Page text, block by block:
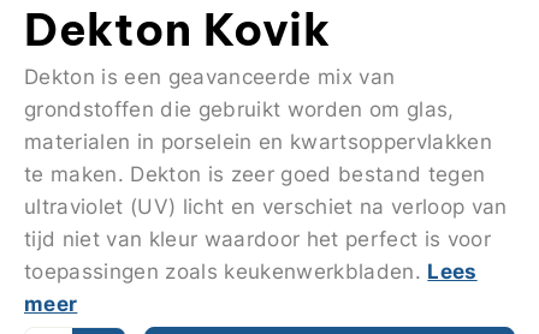
Dekton Kovik
Dekton is een geavanceerde mix van
grondstoffen die gebruikt worden om glas,
materialen in porselein en kwartsoppervlakken
te maken. Dekton is zeer goed bestand tegen
ultraviolet (UV) licht en verschiet na verloop van
tijd niet van kleur waardoor het perfect is voor
toepassingen zoals keukenwerkbladen. Lees
meer